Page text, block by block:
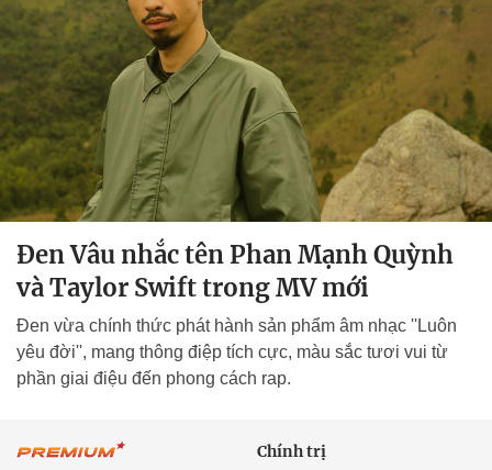
Đen Vâu nhắc tên Phan Mạnh Quỳnh
và Taylor Swift trong MV mới
Đen vừa chính thức phát hành sản phẩm âm nhạc ''Luôn
yêu đời'', mang thông điệp tích cực, màu sắc tươi vui từ
phần giai điệu đến phong cách rap.
Chính trị